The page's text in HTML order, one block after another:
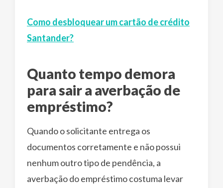
Como desbloquear um cartão de crédito
Santander?
Quanto tempo demora
para sair a averbação de
empréstimo?
Quando o solicitante entrega os
documentos corretamente e não possui
nenhum outro tipo de pendência, a
averbação do empréstimo costuma levar